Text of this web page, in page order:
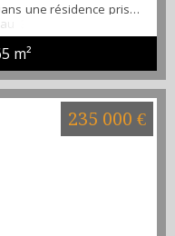
une résidence prisée
3 pièces offrant, une
plein sud, une cuisine
placard, une salle de
place de parking en
sur place. Venez
Tel :...
m²
235 000 €